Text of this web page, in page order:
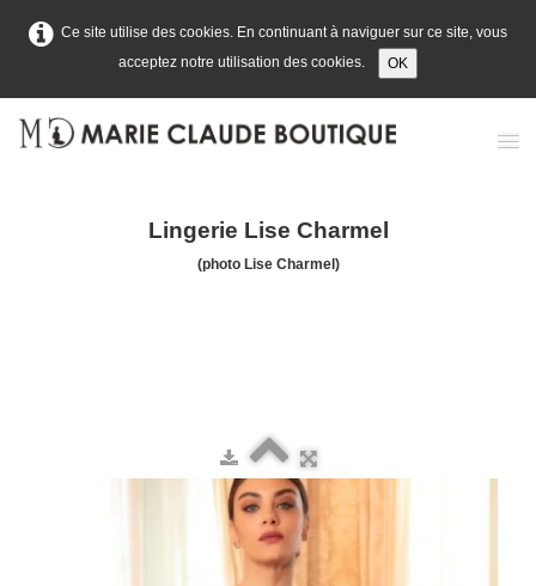
Ce site utilise des cookies. En continuant à naviguer sur ce site, vous
acceptez notre utilisation des cookies.
OK
Lingerie Lise Charmel
(photo Lise Charmel)